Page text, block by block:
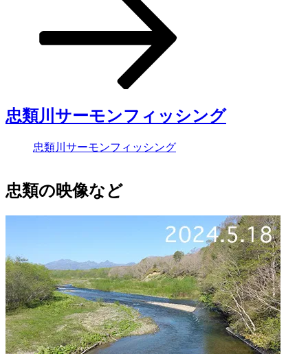
忠類川サーモンフィッシング
忠類川サーモンフィッシング
忠類の映像など